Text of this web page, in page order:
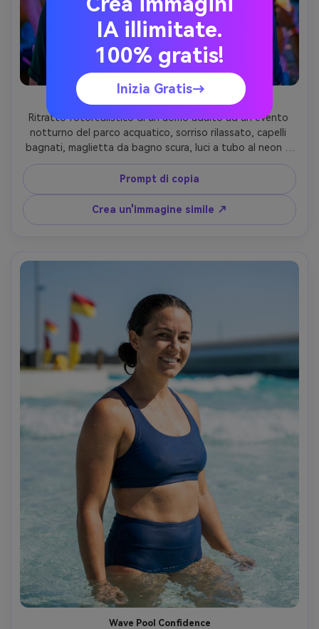
Ritratto fotorealistico di un uomo adulto ad un evento
notturno del parco acquatico, sorriso rilassato, capelli
bagnati, maglietta da bagno scura, luci a tubo al neon e
diapositive illuminate dietro di lui, luce scarsa humorous
con illuminazione colorata del cerchio, Sony A7S III, 50mm
f/1.4, bokeh cinematografico, cornice testa e spalle,
vivace umore estivo della vita notturna, struttura
realistica della pelle senza levigatura plastica, rumore e
Prompt di copia
Crea un'immagine simile ↗
Wave Pool Confidence
IA illimitate.
100% gratis!
Inizia Gratis→